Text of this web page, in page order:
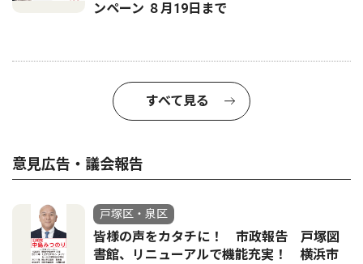
ンペーン ８月19日まで
すべて見る
意見広告・議会報告
戸塚区・泉区
皆様の声をカタチに！ 市政報告 戸塚図
書館、リニューアルで機能充実！ 横浜市